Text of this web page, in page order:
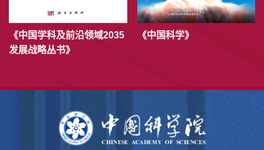
《中国学科及前沿领域2035
发展战略丛书》
《中国科学》